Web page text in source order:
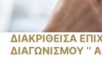
ΔΙΑΚΡΙΘΕΙΣΑ
ΔΙΑΓΩΝΙΣΜΟΥ ‘’